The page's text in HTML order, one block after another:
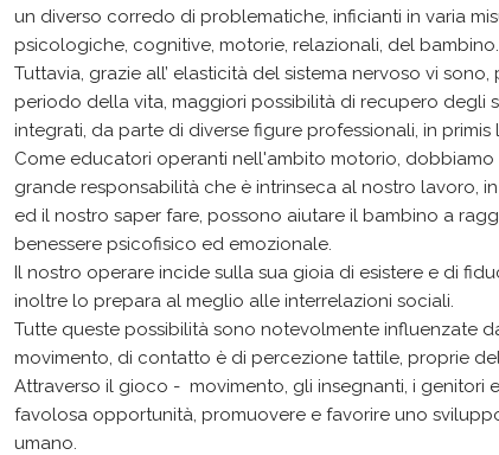
un diverso corredo di problematiche, inficianti in varia
psicologiche, cognitive, motorie, relazionali, del bambino.
Tuttavia, grazie all’ elasticità del sistema nervoso vi
periodo della vita, maggiori possibilità di recupero degli
integrati, da parte di diverse figure professionali, in primis
Come educatori operanti nell'ambito motorio,
grande responsabilità che è intrinseca al nostro lavoro,
ed il nostro saper fare, possono aiutare il bambino a
benessere psicofisico ed emozionale.
Il nostro operare incide sulla sua gioia di esistere e di
inoltre lo prepara al meglio alle interrelazioni sociali.
Tutte queste possibilità sono notevolmente influenzate
movimento, di contatto è di percezione tattile, proprie
Attraverso il gioco - movimento, gli insegnanti, i genitori
favolosa opportunità, promuovere e favorire uno
umano.